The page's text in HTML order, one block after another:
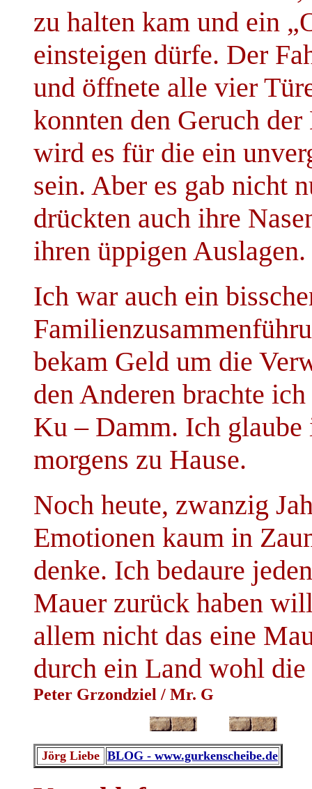
zu halten kam und ein
einsteigen dürfe. Der
und öffnete alle vier
konnten den Geruch
wird es für die ein
sein. Aber es gab nicht
drückten auch ihre
ihren üppigen Auslagen.
Ich war auch ein
bekam Geld um die
den Anderen brachte
Ku – Damm. Ich glaube
morgens zu Hause.
Noch heute, zwanzig
Emotionen kaum in
denke. Ich bedaure
Mauer zurück haben
allem nicht das eine
durch ein Land wohl
Peter Grzondziel / Mr. G
Jörg Liebe BLOG - www.gurkenscheibe.de